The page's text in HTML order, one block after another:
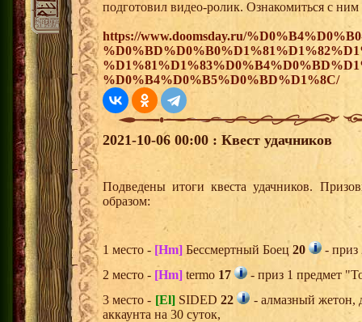
подготовил видео-ролик. Ознакомиться с
https://www.doomsday.ru/
%D0%B4%D0%B5%D0%BD%D1%8C/
2021-10-06 00:00 : Квест удачников
Подведены итоги квеста удачников.
образом:
1 место - [Hm] Бессмертный Боец 20
- приз
2 место - [Hm] termo 17
- приз 1 предмет
3 место - [El]SIDED22
- алмазный жетон,
аккаунта на 30 суток,